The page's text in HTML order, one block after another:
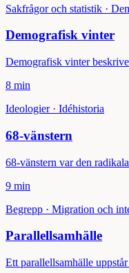
Sakfrågor och statistik ·
Demografisk vinter
Demografisk vinter
8 min
Ideologier· Idéhistoria
68-vänstern
68-vänstern var den
9 min
Begrepp · Migration och
Parallellsamhälle
Ett parallellsamhälle